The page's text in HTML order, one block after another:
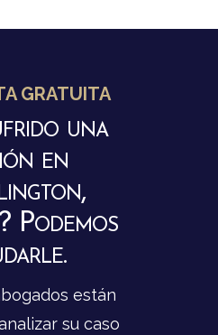
GRATUITA
una
en
Podemos
están
su caso